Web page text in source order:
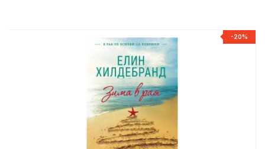
-20%